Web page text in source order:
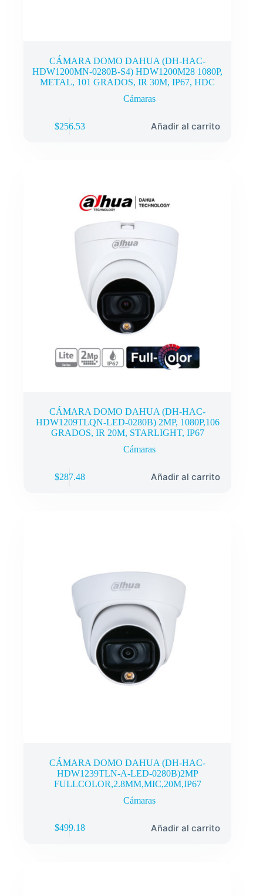
CÁMARA DOMO DAHUA (DH-HAC-
HDW1200MN-0280B-S4) HDW1200M28 1080P,
METAL, 101 GRADOS, IR 30M, IP67, HDC
Cámaras
$256.53 Añadir al carrito
CÁMARA DOMO DAHUA (DH-HAC-
HDW1209TLQN-LED-0280B) 2MP, 1080P,106
GRADOS, IR 20M, STARLIGHT, IP67
Cámaras
$287.48 Añadir al carrito
CÁMARA DOMO DAHUA (DH-HAC-
HDW1239TLN-A-LED-0280B)2MP
FULLCOLOR,2.8MM,MIC,20M,IP67
Cámaras
$499.18 Añadir al carrito